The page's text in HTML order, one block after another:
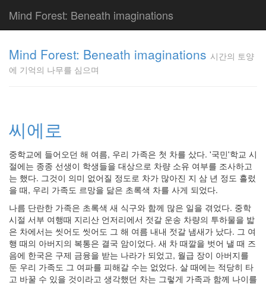
Mind Forest: Beneath imaginations
Mind Forest: Beneath imaginations 시간의 토양
에 기억의 나무를 심으며
씨에로
중학교에 들어오던 해 여름, 우리 가족은 첫 차를 샀다. '국민'학교 시
절에는 종종 선생이 학생들을 대상으로 차량 소유 여부를 조사하고
는 했다. 그것이 의미 없어질 정도로 차가 많아진 지 삼 년 정도 흘렀
을 때, 우리 가족도 르망을 닮은 초록색 차를 사게 되었다.
나름 단란한 가족은 초록색 새 식구와 함께 많은 일을 겪었다. 중학
시절 서부 여행때 지리산 언저리에서 젓갈 운송 차량의 투하물을 밟
은 차에서는 씻어도 씻어도 그 해 여름 내내 젓갈 냄새가 났다. 그 여
행 때의 아버지의 복통은 결국 암이었다. 새 차 때깔을 벗어 낼 때 즈
음에 한국은 구제 금융을 받는 나라가 되었고, 월급 장이 아버지를
둔 우리 가족도 그 여파를 피해갈 수는 없었다. 살 때에는 적당히 타
고 바꿀 수 있을 것이라고 생각했던 차는 그렇게 가족과 함께 나이를
이
의
글
플
러
스
단
상
덕
질
의
끝
[영
화]
인